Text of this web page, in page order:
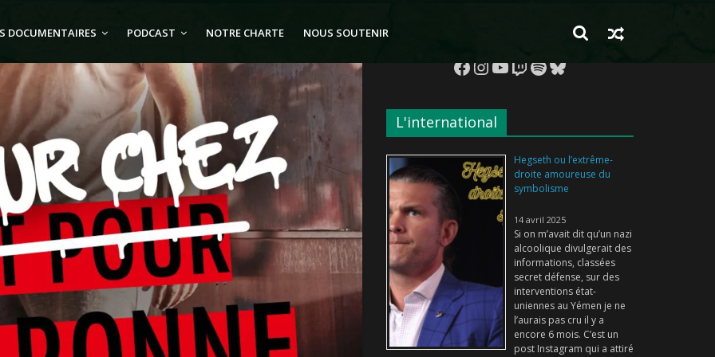
DOCUMENTAIRES PODCAST NOTRE CHARTE NOUS SOUTENIR
Facebook
Instagram
YouTube
Twitch
Spotify
Bluesky
L'international
Hegseth ou l’extrême-
droite amoureuse du
symbolisme
14 avril 2025
Si on m’avait dit qu’un nazi
alcoolique divulgerait des
informations, classées
secret défense, sur des
interventions état-
uniennes au Yémen je ne
l’aurais pas cru il y a
encore 6 mois. C’est un
post Instagram qui a attiré